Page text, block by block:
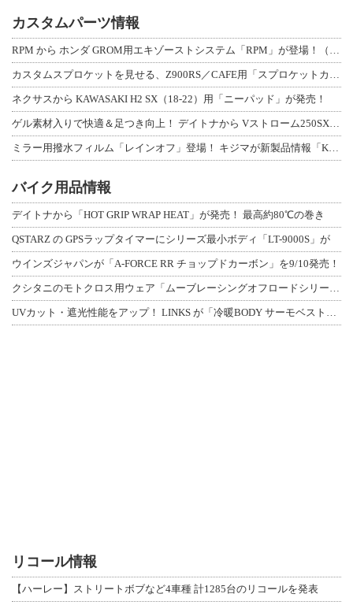
カスタムパーツ情報
ネクサスから KAWASAKI H2 SX（18-22）用「ニーパッド」が発売！
バイク用品情報
デイトナから「HOT GRIP WRAP HEAT」が発売！ 最高約80℃の巻き
QSTARZ の GPSラップタイマーにシリーズ最小ボディ「LT-9000S」が
ウインズジャパンが「A-FORCE RR チョップドカーボン」を9/10発売！
リコール情報
【ハーレー】ストリートボブなど4車種 計1285台のリコールを発表